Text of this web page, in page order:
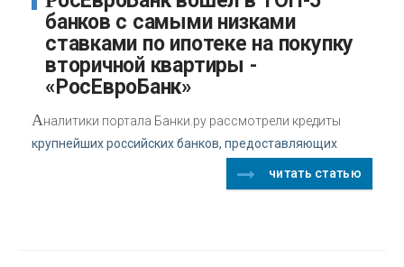
банков с самыми низками
ставками по ипотеке на покупку
вторичной квартиры -
«РосЕвроБанк»
Аналитики портала Банки.ру рассмотрели кредиты
крупнейших российских банков, предоставляющих
читать статью